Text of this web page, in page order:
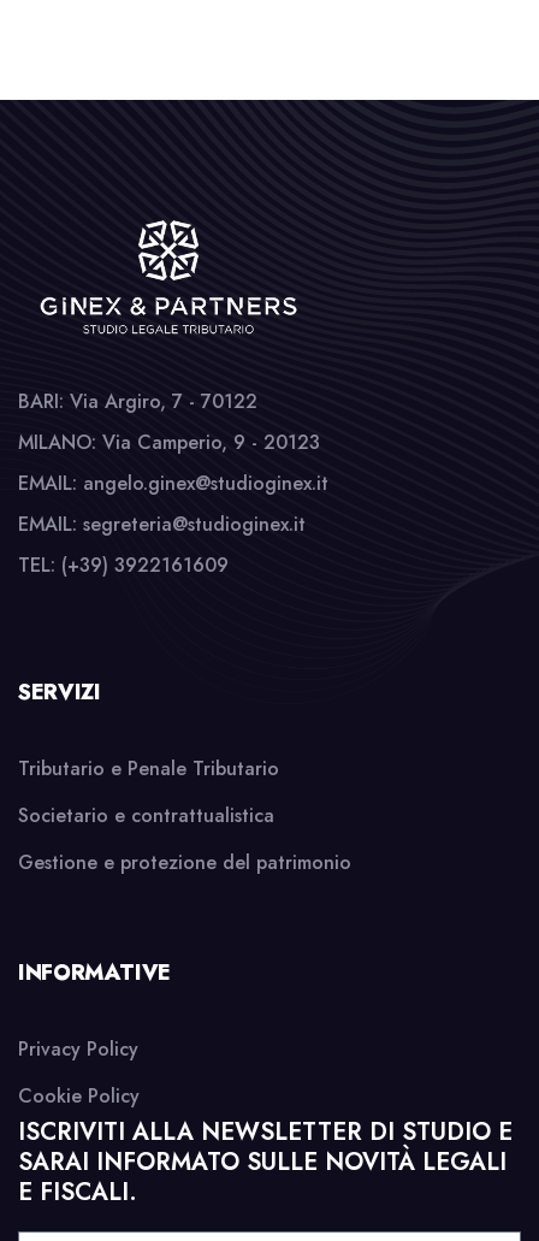
BARI: Via Argiro, 7 - 70122
MILANO: Via Camperio, 9 - 20123
EMAIL: angelo.ginex@studioginex.it
EMAIL: segreteria@studioginex.it
TEL: (+39) 3922161609
SERVIZI
Tributario e Penale Tributario
Societario e contrattualistica
Gestione e protezione del patrimonio
INFORMATIVE
Privacy Policy
Cookie Policy
ISCRIVITI ALLA NEWSLETTER DI STUDIO E
SARAI INFORMATO SULLE NOVITÀ LEGALI
E FISCALI.